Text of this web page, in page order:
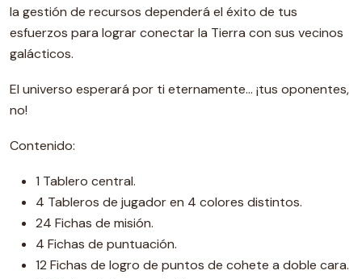
la gestión de recursos dependerá el éxito de tus
esfuerzos para lograr conectar la Tierra con sus vecinos
galácticos.
El universo esperará por ti eternamente… ¡tus oponentes,
no!
Contenido:
1 Tablero central.
4 Tableros de jugador en 4 colores distintos.
24 Fichas de misión.
4 Fichas de puntuación.
12 Fichas de logro de puntos de cohete a doble cara.